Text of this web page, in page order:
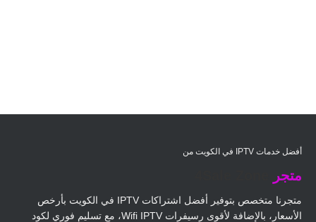
أفضل خدمات IPTV في الكويت من
متجر
متجرنا متخصص بتوفير أفضل اشتراكات IPTV في الكويت بأرخص
الأسعار، بالإضافة لأقوى رسيفرات Wifi IPTV، مع تسليم فوري لكود